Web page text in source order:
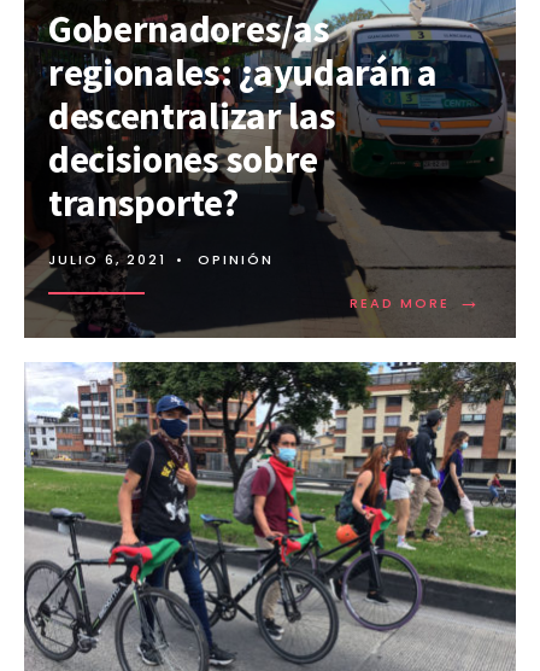
Gobernadores/as
regionales: ¿ayudarán a
descentralizar las
decisiones sobre
transporte?
JULIO 6, 2021 • OPINIÓN
READ MORE →